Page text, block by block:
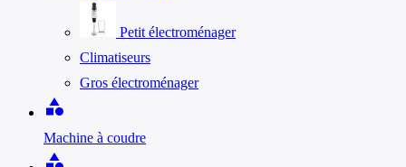
Petit électroménager
Climatiseurs
Gros électroménager
category
Machine à coudre
category